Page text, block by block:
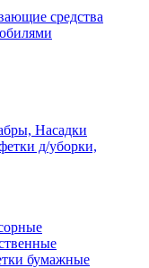
средства
Насадки
д/уборки,
бумажные